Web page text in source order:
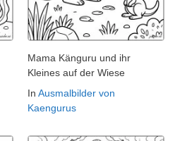
Mama Känguru und ihr
Kleines auf der Wiese
In Ausmalbilder von
Kaengurus